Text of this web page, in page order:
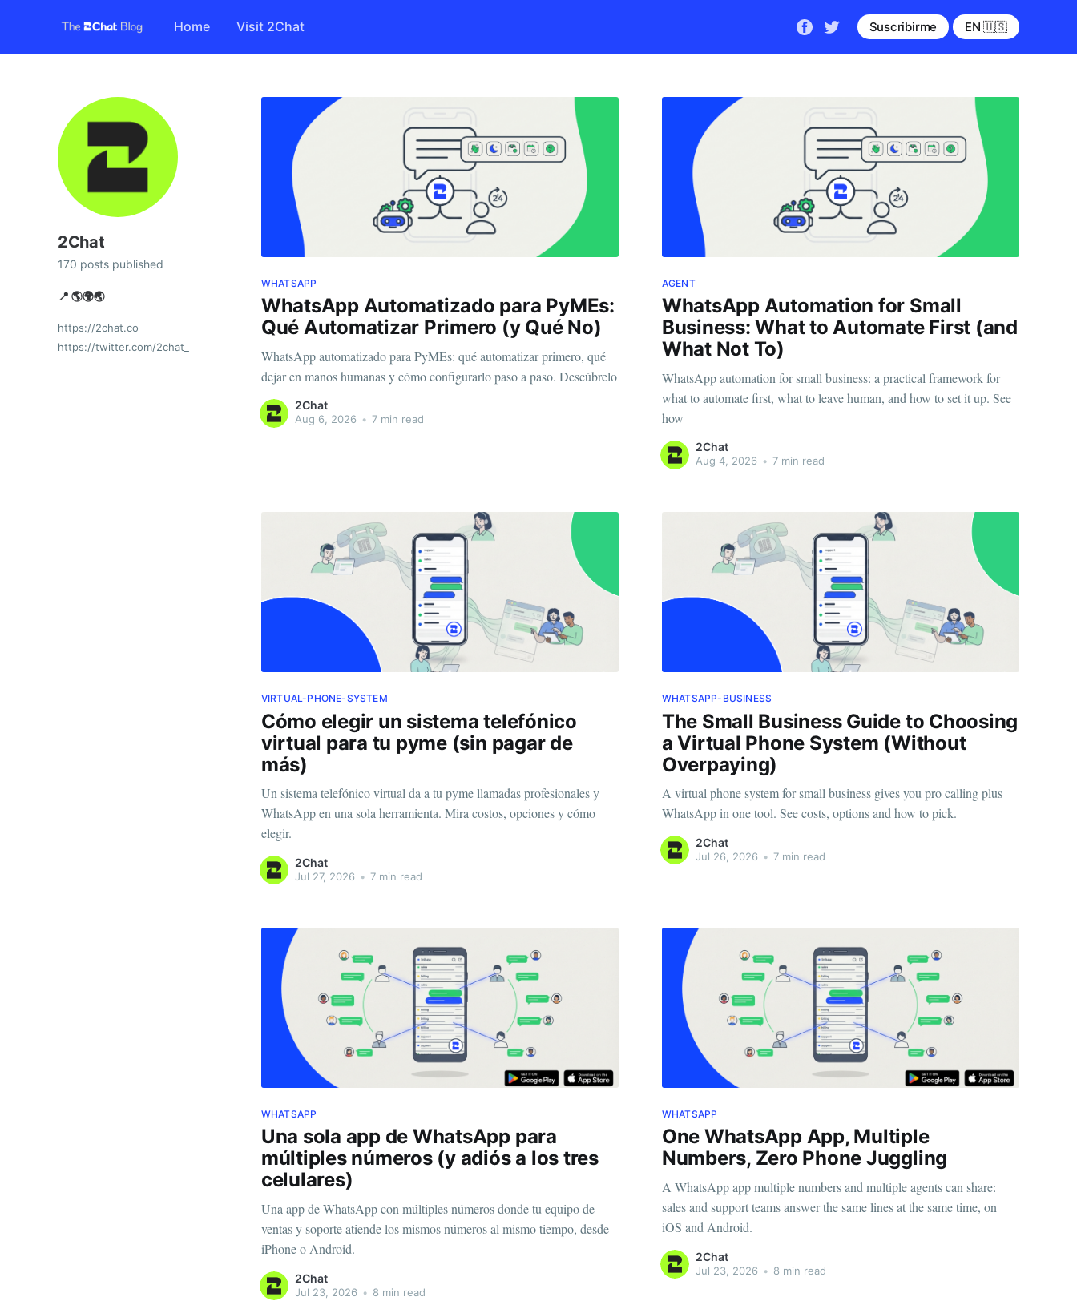
Home Visit 2Chat Suscribirme EN 🇺🇸
2Chat
170 posts published
📍 🌎🌍🌏
https://2chat.co
https://twitter.com/2chat_
WHATSAPP
WhatsApp Automatizado para PyMEs:
Qué Automatizar Primero (y Qué No)
WhatsApp automatizado para PyMEs: qué automatizar primero, qué
dejar en manos humanas y cómo configurarlo paso a paso. Descúbrelo
2Chat
Aug 6, 2026 • 7 min read
AGENT
WhatsApp Automation for Small
Business: What to Automate First (and
What Not To)
WhatsApp automation for small business: a practical framework for
what to automate first, what to leave human, and how to set it up. See
how
2Chat
Aug 4, 2026 • 7 min read
VIRTUAL-PHONE-SYSTEM
Cómo elegir un sistema telefónico
virtual para tu pyme (sin pagar de
más)
Un sistema telefónico virtual da a tu pyme llamadas profesionales y
WhatsApp en una sola herramienta. Mira costos, opciones y cómo
elegir.
2Chat
Jul 27, 2026 • 7 min read
WHATSAPP-BUSINESS
The Small Business Guide to Choosing
a Virtual Phone System (Without
Overpaying)
A virtual phone system for small business gives you pro calling plus
WhatsApp in one tool. See costs, options and how to pick.
2Chat
Jul 26, 2026 • 7 min read
WHATSAPP
Una sola app de WhatsApp para
múltiples números (y adiós a los tres
celulares)
Una app de WhatsApp con múltiples números donde tu equipo de
ventas y soporte atiende los mismos números al mismo tiempo, desde
iPhone o Android.
2Chat
Jul 23, 2026 • 8 min read
WHATSAPP
One WhatsApp App, Multiple
Numbers, Zero Phone Juggling
A WhatsApp app multiple numbers and multiple agents can share:
sales and support teams answer the same lines at the same time, on
iOS and Android.
2Chat
Jul 23, 2026 • 8 min read